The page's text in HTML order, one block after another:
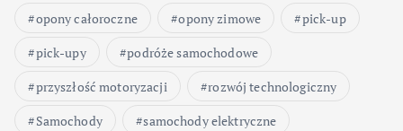
opony całoroczne
opony zimowe
pick-up
pick-upy
podróże samochodowe
przyszłość motoryzacji
rozwój technologiczny
Samochody
samochody elektryczne